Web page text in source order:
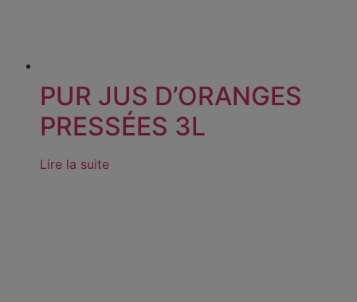
PUR JUS D’ORANGES
PRESSÉES 3L
Lire la suite